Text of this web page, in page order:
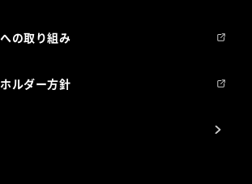
の取り組み
ルダー方針